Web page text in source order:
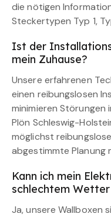
die nötigen
Steckertypen Typ 1,
Ist der
mein Zuhause?
Unsere erfahrenen
einen reibungslosen
minimieren Störungen
Plön Schleswig-
möglichst
abgestimmte Planung
Kann ich mein
schlechtem
Ja, unsere Wallboxen